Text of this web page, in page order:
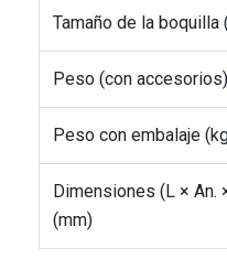
Tamaño de la boquilla
Peso (con
Peso con embalaje
Dimensiones (L × An.
(mm)